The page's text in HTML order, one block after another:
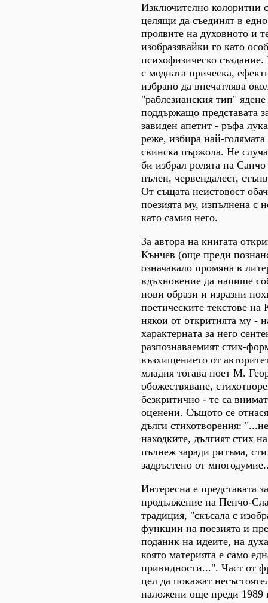
Изключително колоритни
целящи да съединят в
проявите на духовното и
изобразявайки го като
психофизическо
с модната прическа,
избрано да впечатлява
"раблезианския тип"
поддържащо представата
завиден апетит - ръфа
реже, избира най-
свинска пържола. Не
би избрал ролята на
пълен, червендалест,
От същата неистовост
поезията му, изпълнена с
като самия него.
За автора на книгата
Кънчев (още преди
означавало промяна в
вдъхновение да напише
нови образи и изразни
поетическите текстове на
някои от откритията му -
характерната за него
разпознаваемият стих-
възхищението от
младия тогава поет М.
обожествяване,
безкритично - те са
оценени. Същото се
дълги стихотворения:
находките, дългият стих
пълнеж заради ритъма,
задръстено от
Интересна е представата
продължение на Пенчо-
традиция, "скъсала с
функции на поезията и
поданик на идеите, на
която материята е само
привидности...". Част от
цел да покажат
наложени още преди 1989